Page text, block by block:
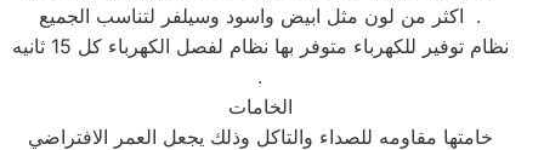
اكثر من لون مثل ابيض واسود وسيلفر لتناسب الجميع .
نظام توفير للكهرباء متوفر بها نظام لفصل الكهرباء كل 15 ثانيه
.
الخامات
خامتها مقاومه للصداء والتاكل وذلك يجعل العمر الافتراضي